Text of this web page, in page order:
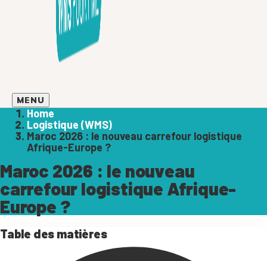
MENU
Home
Logistique (WMS)
Maroc 2026 : le nouveau carrefour logistique
Afrique-Europe ?
Maroc 2026 : le nouveau
carrefour logistique Afrique-
Europe ?
Table des matières